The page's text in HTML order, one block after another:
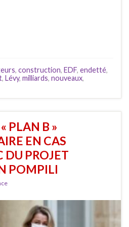
, construction, EDF, endetté,
, Lévy, milliards, nouveaux,
PLAN B »
EN CAS
DU PROJET
POMPILI